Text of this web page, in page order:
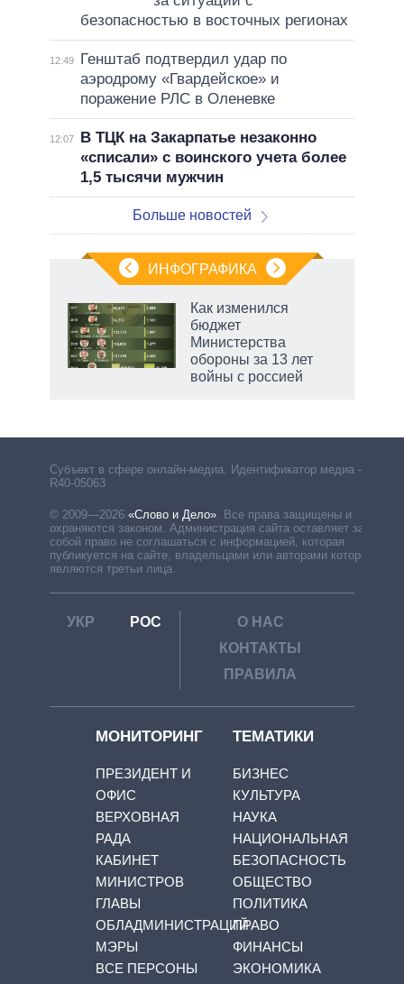
безопасностью в восточных регионах
12:49
Генштаб подтвердил удар по
аэродрому «Гвардейское» и
поражение РЛС в Оленевке
12:07
В ТЦК на Закарпатье незаконно
«списали» с воинского учета более
1,5 тысячи мужчин
Больше новостей
ИНФОГРАФИКА
Как изменился
бюджет
Министерства
обороны за 13 лет
войны с россией
Субъект в сфере онлайн-медиа. Идентификатор медиа –
R40-05063
© 2009—2026 «Слово и Дело» Все права защищены и
охраняются законом. Администрация сайта оставляет за
собой право не соглашаться с информацией, которая
публикуется на сайте, владельцами или авторами которой
являются третьи лица.
УКР РОС
О НАС
КОНТАКТЫ
ПРАВИЛА
МОНИТОРИНГ
ПРЕЗИДЕНТ И
ОФИС
ВЕРХОВНАЯ
РАДА
КАБИНЕТ
МИНИСТРОВ
ГЛАВЫ
ОБЛАДМИНИСТРАЦИЙ
МЭРЫ
ВСЕ ПЕРСОНЫ
ТЕМАТИКИ
БИЗНЕС
КУЛЬТУРА
НАУКА
НАЦИОНАЛЬНАЯ
БЕЗОПАСНОСТЬ
ОБЩЕСТВО
ПОЛИТИКА
ПРАВО
ФИНАНСЫ
ЭКОНОМИКА